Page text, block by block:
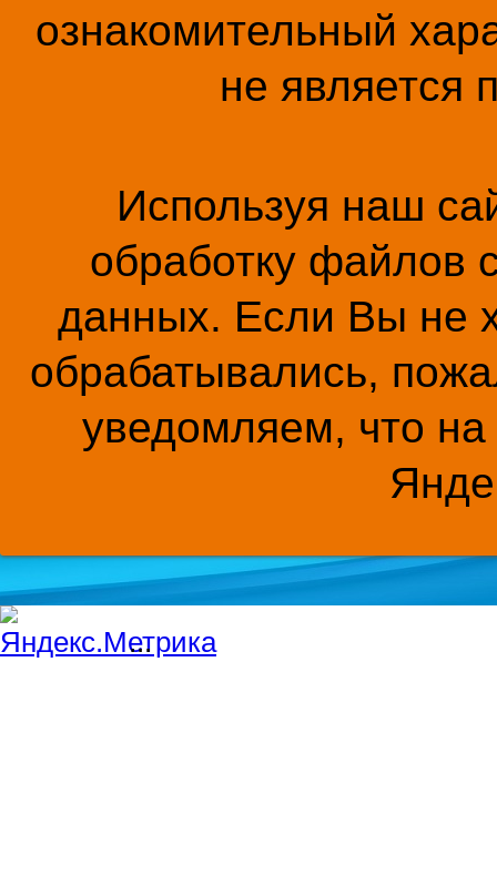
ознакомительный
не является
Используя наш
обработку файлов
данных. Если Вы не
обрабатывались,
уведомляем, что на
...